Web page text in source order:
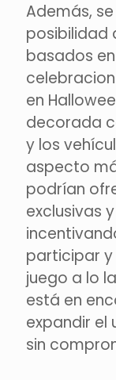
Además,
posibilidad
basados
en
decorada
y los
aspecto
podrían
exclusivas
participar y
juego a lo
está en
expandir el
sin